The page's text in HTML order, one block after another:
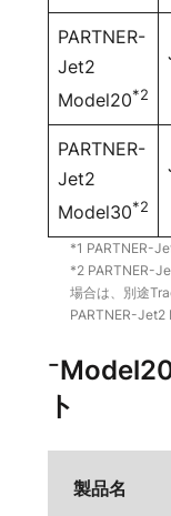
PARTNER-
Jet2
Model20*2
PARTNER-
Jet2
Model30*2
*1 PARTNER-
*2 PARTNER-
場合は、別途
PARTNER-
ト
製品名